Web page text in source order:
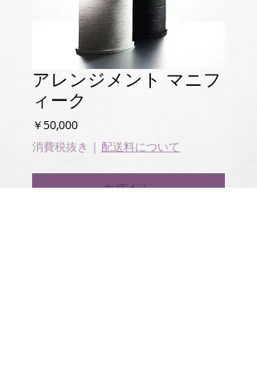
アレンジメント マニフ
ィーク
￥50,000価
格
消費税抜き | 配送料について
在庫なし